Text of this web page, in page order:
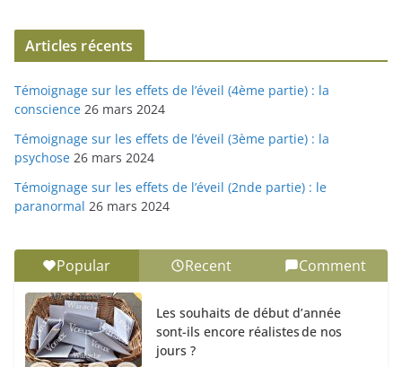
Articles récents
Témoignage sur les effets de l’éveil (4ème partie) : la
conscience 26 mars 2024
Témoignage sur les effets de l’éveil (3ème partie) : la
psychose 26 mars 2024
Témoignage sur les effets de l’éveil (2nde partie) : le
paranormal 26 mars 2024
Popular Recent Comment
Les souhaits de début d’année
sont-ils encore réalistes de nos
jours ?